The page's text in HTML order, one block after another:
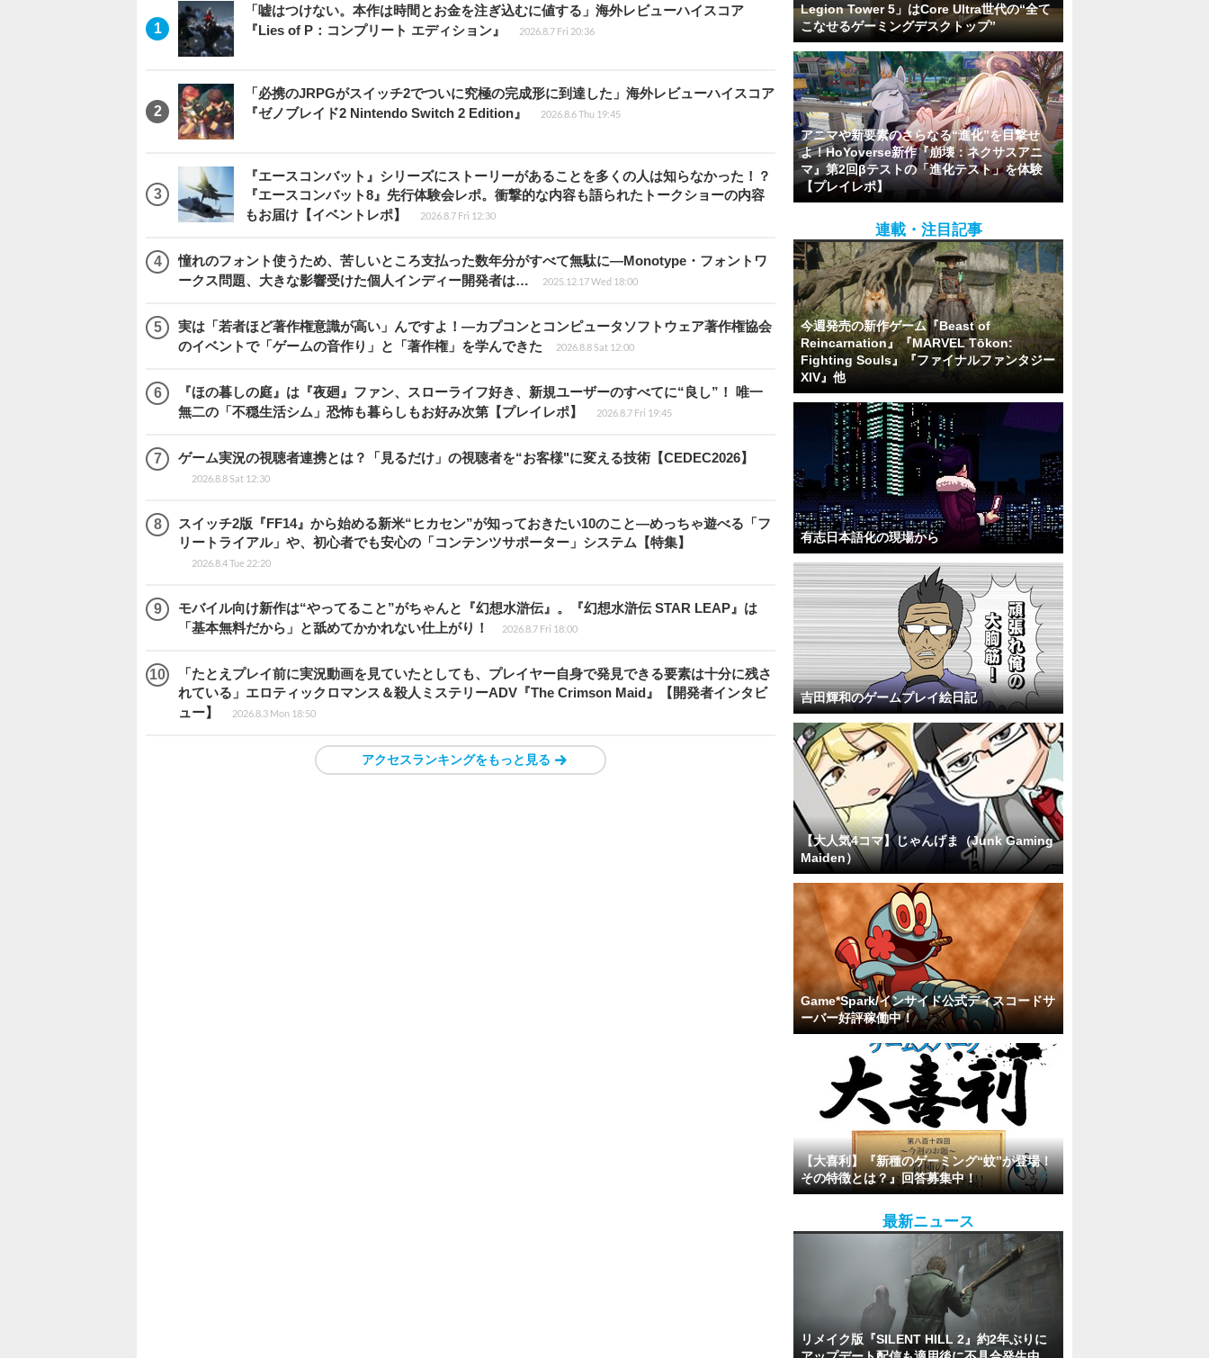
「嘘はつけない。本作は時間とお金を注ぎ込むに値する」海外レビューハイスコア
『Lies of P：コンプリート エディション』
2026.8.7 Fri 20:36
「必携のJRPGがスイッチ2でついに究極の完成形に到達した」海外レビューハイスコア
『ゼノブレイド2 Nintendo Switch 2 Edition』
2026.8.6 Thu 19:45
『エースコンバット』シリーズにストーリーがあることを多くの人は知らなかった！？
『エースコンバット8』先行体験会レポ。衝撃的な内容も語られたトークショーの内容
もお届け【イベントレポ】
2026.8.7 Fri 12:30
憧れのフォント使うため、苦しいところ支払った数年分がすべて無駄に―Monotype・フォントワ
ークス問題、大きな影響受けた個人インディー開発者は…
2025.12.17 Wed 18:00
実は「若者ほど著作権意識が高い」んですよ！―カプコンとコンピュータソフトウェア著作権協会
のイベントで「ゲームの音作り」と「著作権」を学んできた
2026.8.8 Sat 12:00
『ほの暮しの庭』は『夜廻』ファン、スローライフ好き、新規ユーザーのすべてに“良し”！ 唯一
無二の「不穏生活シム」恐怖も暮らしもお好み次第【プレイレポ】
2026.8.7 Fri 19:45
ゲーム実況の視聴者連携とは？「見るだけ」の視聴者を“お客様"に変える技術【CEDEC2026】
2026.8.8 Sat 12:30
スイッチ2版『FF14』から始める新米“ヒカセン”が知っておきたい10のこと―めっちゃ遊べる「フ
リートライアル」や、初心者でも安心の「コンテンツサポーター」システム【特集】
2026.8.4 Tue 22:20
モバイル向け新作は“やってること”がちゃんと『幻想水滸伝』。『幻想水滸伝 STAR LEAP』は
「基本無料だから」と舐めてかかれない仕上がり！
2026.8.7 Fri 18:00
「たとえプレイ前に実況動画を見ていたとしても、プレイヤー自身で発見できる要素は十分に残さ
れている」エロティックロマンス＆殺人ミステリーADV『The Crimson Maid』【開発者インタビ
ュー】
2026.8.3 Mon 18:50
アクセスランキングをもっと見る
Legion Tower 5」はCore Ultra世代の“全て
こなせるゲーミングデスクトップ”
アニマや新要素のさらなる“進化”を目撃せ
よ！HoYoverse新作『崩壊：ネクサスアニ
マ』第2回βテストの「進化テスト」を体験
【プレイレポ】
連載・注目記事
今週発売の新作ゲーム『Beast of
Reincarnation』『MARVEL Tōkon:
Fighting Souls』『ファイナルファンタジー
XIV』他
有志日本語化の現場から
吉田輝和のゲームプレイ絵日記
【大人気4コマ】じゃんげま（Junk Gaming
Maiden）
Game*Spark/インサイド公式ディスコードサ
ーバー好評稼働中！
【大喜利】『新種のゲーミング“蚊”が登場！
その特徴とは？』回答募集中！
最新ニュース
リメイク版『SILENT HILL 2』約2年ぶりに